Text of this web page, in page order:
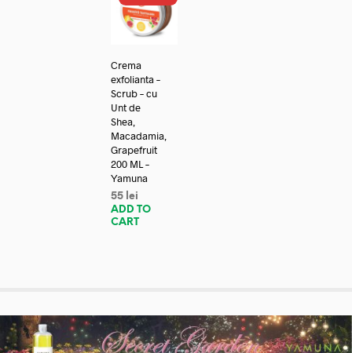
Crema
exfolianta –
Scrub – cu
Unt de
Shea,
Macadamia,
Grapefruit
200 ML –
Yamuna
55 lei
ADD TO
CART